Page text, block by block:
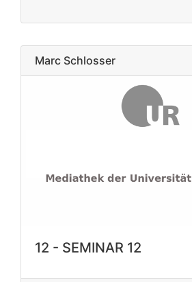
Marc Schlosser
12 - SEMINAR 12